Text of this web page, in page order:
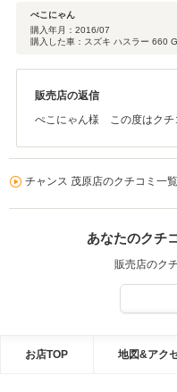
運転を楽しみたいと思います！
ぺこにゃん
購入年月： 2016/07
購入した車：スズキ ハスラー 660 G
販売店の返信
ぺこにゃん様 この度はクチ
って頂けたらと思います。
きたいと思います。 これか
チャンス 茂原店のクチコミ一
あなたのクチ
販売店のク
お店TOP 地図&アク